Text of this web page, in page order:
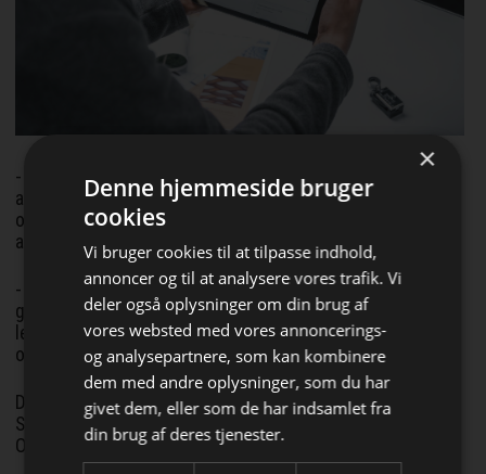
Bliv opdateret hver uge
Få de vigtigste nyheder fra
PackMarkedet
- Heidelberg-kundeportalen er en milepæl i digitaliseringen
af kundeforhold og er samtidig et strategisk værktøj til
optimering af processer og styring af komplekse
arbejdsgange i trykkerier.
- Vores ”Prinect Workflow” er rygraden i det hele. Kort sagt
gør kundeportalen ganske enkelt vores kunders arbejde
lettere, siger David Schmedding, chief technology & sales
officer hos Heidelberg.
Det bekræftes af kunder som Mark Mills, præsident for
Spectrum Packaging Corporation i den amerikanske by
Orlando.
×
Denne hjemmeside bruger
cookies
Vi bruger cookies til at tilpasse indhold,
annoncer og til at analysere vores trafik. Vi
deler også oplysninger om din brug af
vores websted med vores annoncerings-
og analysepartnere, som kan kombinere
dem med andre oplysninger, som du har
givet dem, eller som de har indsamlet fra
din brug af deres tjenester.